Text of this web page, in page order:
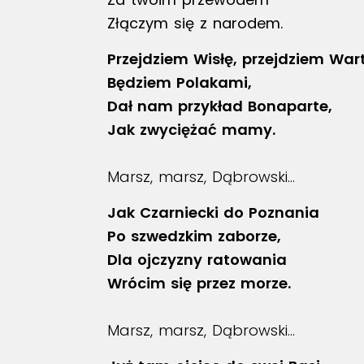
Złączym się z narodem.
Przejdziem Wisłę, przejdziem
Będziem Polakami,
Dał nam przykład Bonaparte,
Jak zwyciężać mamy.
Marsz, marsz, Dąbrowski…
Jak Czarniecki do Poznania
Po szwedzkim zaborze,
Dla ojczyzny ratowania
Wrócim się przez morze.
Marsz, marsz, Dąbrowski…